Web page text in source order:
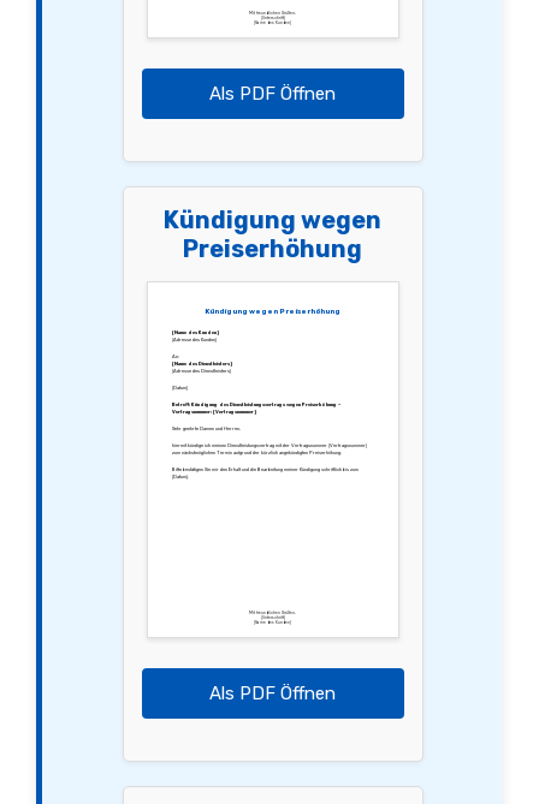
Mit freundlichen Grüßen,
[Unterschrift]
[Name des Kunden]
Als PDF Öffnen
Kündigung wegen
Preiserhöhung
Kündigung wegen Preiserhöhung
[Name des Kunden]
[Adresse des Kunden]
An:
[Name des Dienstleisters]
[Adresse des Dienstleisters]
[Datum]
Betreff: Kündigung des Dienstleistungsvertrags wegen Preiserhöhung –
Vertragsnummer: [Vertragsnummer]
Sehr geehrte Damen und Herren,
hiermit kündige ich meinen Dienstleistungsvertrag mit der Vertragsnummer [Vertragsnummer]
zum nächstmöglichen Termin aufgrund der kürzlich angekündigten Preiserhöhung.
Bitte bestätigen Sie mir den Erhalt und die Bearbeitung meiner Kündigung schriftlich bis zum
[Datum].
Mit freundlichen Grüßen,
[Unterschrift]
[Name des Kunden]
Als PDF Öffnen